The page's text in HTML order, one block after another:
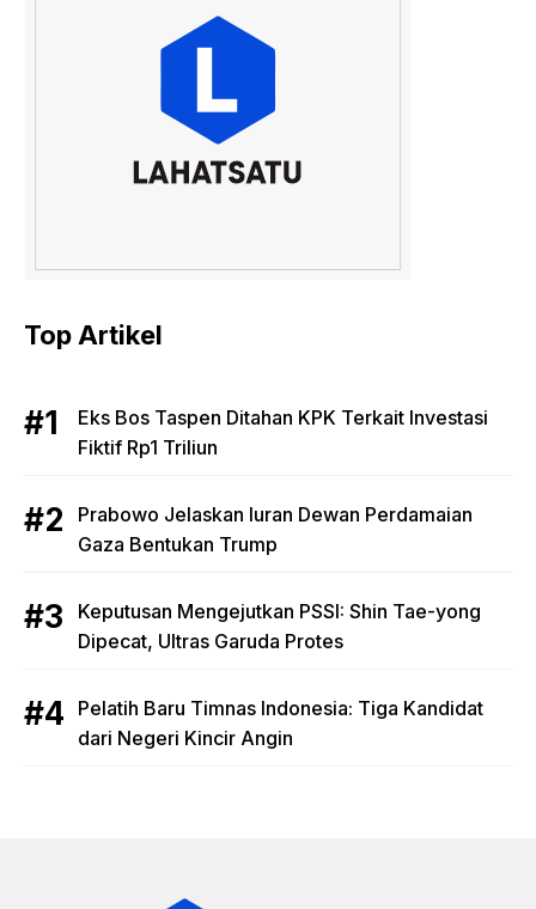
Top Artikel
Eks Bos Taspen Ditahan KPK Terkait Investasi
Fiktif Rp1 Triliun
Prabowo Jelaskan Iuran Dewan Perdamaian
Gaza Bentukan Trump
Keputusan Mengejutkan PSSI: Shin Tae-yong
Dipecat, Ultras Garuda Protes
Pelatih Baru Timnas Indonesia: Tiga Kandidat
dari Negeri Kincir Angin